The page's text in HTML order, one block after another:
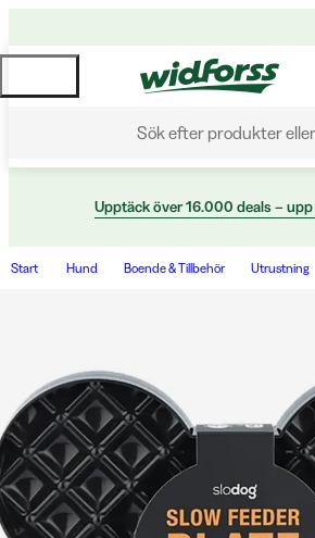
Sök efter produkter
Upptäck över 16.000 deals –
Start Hund Boende & Tillbehör Utrustning